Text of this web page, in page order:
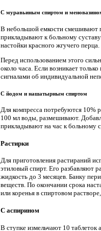
С муравьиным спиртом и
В небольшой емкости смешивают
прикладывают к больному
настойки красного жгучего перца.
Перед использованием этого
около часа. Если возникает
сигналами об индивидуальной
С йодом и нашатырным спиртом
Для компресса потребуются
100 мл воды, размешивают.
прикладывают на час к больному
Растирки
Для приготовления растираний
этиловый спирт. Его разбавляют
жидкость до 3 месяцев. Банку
веществ. По окончании срока
или коренья в спиртовом
С аспирином
В ступке измельчают 10